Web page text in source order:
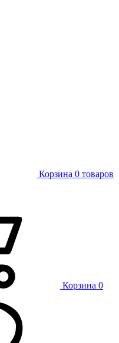
Корзина 0 товаров
Корзина 0